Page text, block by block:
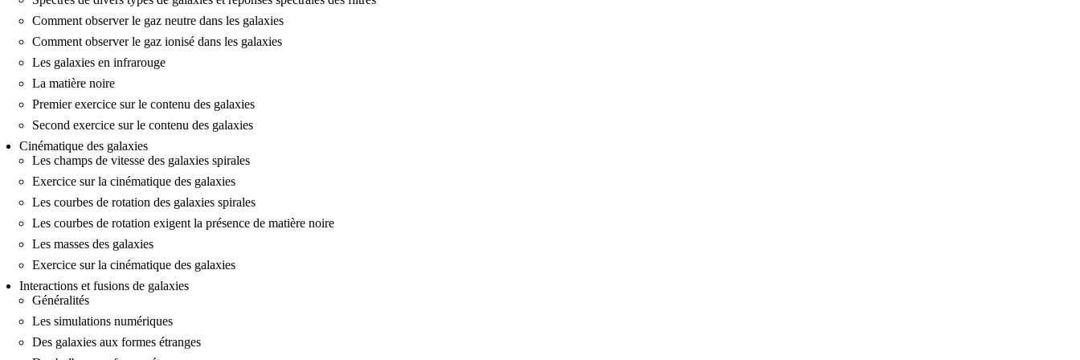
Comment observer le gaz neutre dans les galaxies
Comment observer le gaz ionisé dans les galaxies
Les galaxies en infrarouge
La matière noire
Premier exercice sur le contenu des galaxies
Second exercice sur le contenu des galaxies
Cinématique des galaxies
Les champs de vitesse des galaxies spirales
Exercice sur la cinématique des galaxies
Les courbes de rotation des galaxies spirales
Les courbes de rotation exigent la présence de matière noire
Les masses des galaxies
Exercice sur la cinématique des galaxies
Interactions et fusions de galaxies
Généralités
Les simulations numériques
Des galaxies aux formes étranges